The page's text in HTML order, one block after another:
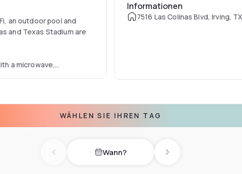
an outdoor pool and
and Texas Stadium are
a microwave,
and room service.
Informationen
7516 Las Colinas Blvd, Irving,
WÄHLEN SIE IHREN TAG
Previous day Wann? Next day